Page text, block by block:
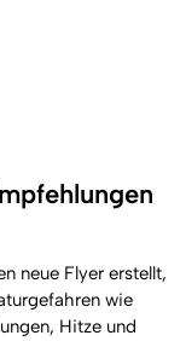
neue Flyer erstellt,
wie
Hitze und